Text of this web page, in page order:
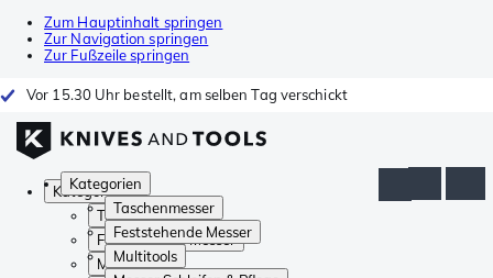
Zum Hauptinhalt springen
Zur Navigation springen
Zur Fußzeile springen
Vor 15.30 Uhr bestellt, am selben Tag verschickt
Kategorien
Taschenmesser
Feststehende Messer
Multitools
Kategorien
Taschenmesser
Feststehende Messer
Multitools